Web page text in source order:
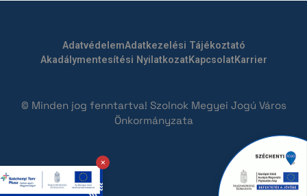
AdatvédelemAdatkezelési Tájékoztató
Akadálymentesítési NyilatkozatKapcsolatKarrier
© Minden jog fenntartva! Szolnok Megyei Jogú Város
Önkormányzata
×